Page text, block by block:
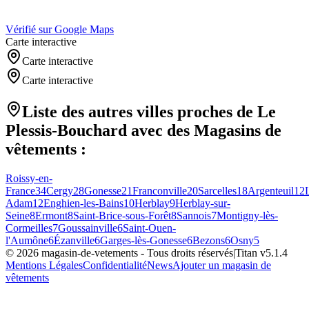
Vérifié sur Google Maps
Carte interactive
Carte interactive
Carte interactive
Liste des autres villes proches de Le
Plessis-Bouchard avec des Magasins de
vêtements :
Roissy-en-
France34Cergy28Gonesse21Franconville20Sarcelles18Argenteuil12
Adam12Enghien-les-Bains10Herblay9Herblay-sur-
Seine8Ermont8Saint-Brice-sous-Forêt8Sannois7Montigny-lès-
Cormeilles7Goussainville6Saint-Ouen-
l'Aumône6Ézanville6Garges-lès-Gonesse6Bezons6Osny5
© 2026 magasin-de-vetements - Tous droits réservés|Titan v5.1.4
Mentions LégalesConfidentialitéNewsAjouter un magasin de
vêtements